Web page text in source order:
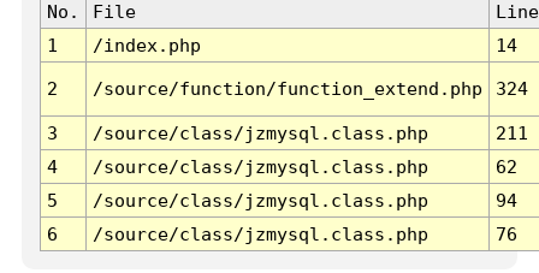
No. File
Line
1
/index.php 14
2 /source/function/function_extend.php 324
3 /source/class/jzmysql.class.php
211
4
/source/class/jzmysql.class.php
62
5
/source/class/jzmysql.class.php
94
6
/source/class/jzmysql.class.php 76